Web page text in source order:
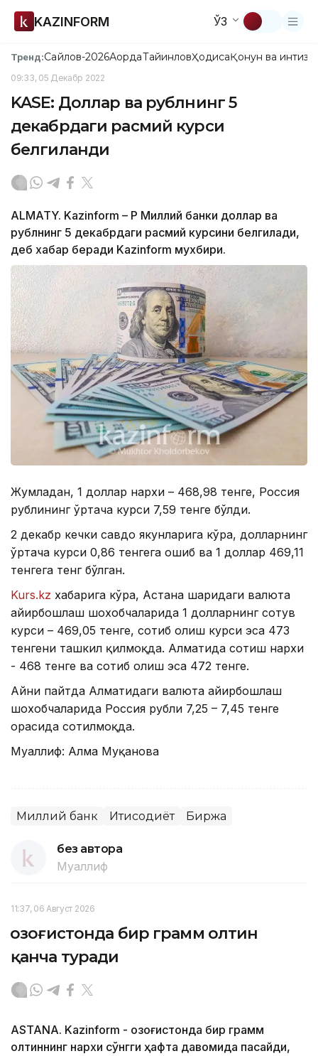
KAZINFORM ЎЗ
Тренд:Сайлов-2026АқордаТайинловҲодисаҚонун ва
09:33, 05 Декабр 2022
KASE: Доллар ва рублнинг 5
декабрдаги расмий курси
белгиланди
ALMATY. Kazinform – ҚР Миллий банки доллар ва
рублнинг 5 декабрдаги расмий курсини белгилади,
деб хабар беради Kazinform мухбири.
Жумладан, 1 доллар нархи – 468,98 тенге, Россия
рублининг ўртача курси 7,59 тенге бўлди.
2 декабр кечки савдо якунларига кўра, долларнинг
ўртача курси 0,86 тенгега ошиб ва 1 доллар 469,11
тенгега тенг бўлган.
Kurs.kz хабарига кўра, Астана шаҳридаги валюта
айирбошлаш шохобчаларида 1 долларнинг сотув
курси – 469,05 тенге, сотиб олиш курси эса 473
тенгени ташкил қилмоқда. Алматида сотиш нархи
- 468 тенге ва сотиб олиш эса 472 тенге.
Айни пайтда Алматидаги валюта айирбошлаш
шохобчаларида Россия рубли 7,25 – 7,45 тенге
орасида сотилмоқда.
Муаллиф: Алма Муқанова
Миллий банк Иқтисодиёт Биржа
без автора
Муаллиф
11:37, 06 Август 2026
Қозоғистонда бир грамм олтин
қанча туради
ASTANA. Kazinform - Қозоғистонда бир грамм
олтиннинг нархи сўнгги ҳафта давомида пасайди,